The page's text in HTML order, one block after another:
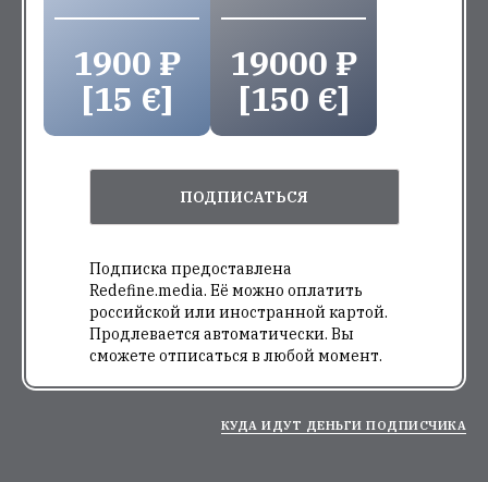
1900 ₽
[15 €]
19000 ₽
[150 €]
ПОДПИСАТЬСЯ
Подписка предоставлена
Redefine.media. Её можно оплатить
российской или иностранной картой.
Продлевается автоматически. Вы
сможете отписаться в любой момент.
КУДА ИДУТ ДЕНЬГИ ПОДПИСЧИКА